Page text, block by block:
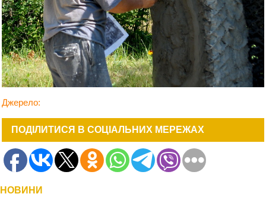
Джерело:
ПОДІЛИТИСЯ В СОЦІАЛЬНИХ МЕРЕЖАХ
НОВИНИ